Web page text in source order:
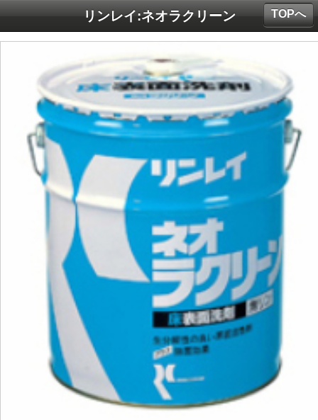
リンレイ:ネオラクリーン TOPへ